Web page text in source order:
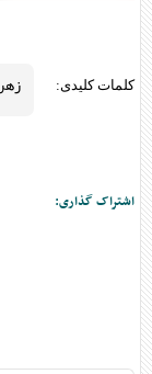
کلمات کلیدی:
اشتراک گذاری: